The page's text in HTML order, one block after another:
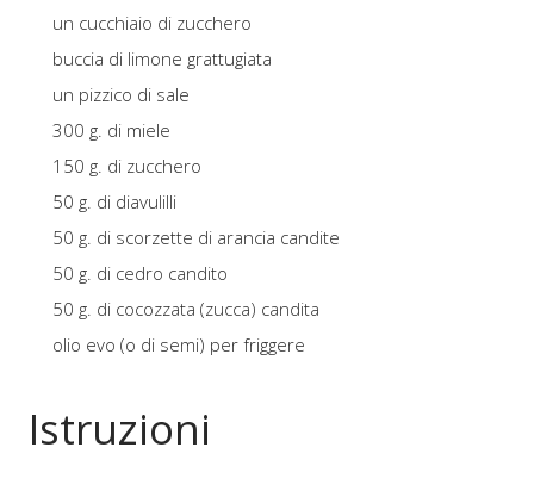
un cucchiaio di zucchero
buccia di limone grattugiata
un pizzico di sale
300 g. di miele
150 g. di zucchero
50 g. di diavulilli
50 g. di scorzette di arancia candite
50 g. di cedro candito
50 g. di cocozzata (zucca) candita
olio evo (o di semi) per friggere
Istruzioni